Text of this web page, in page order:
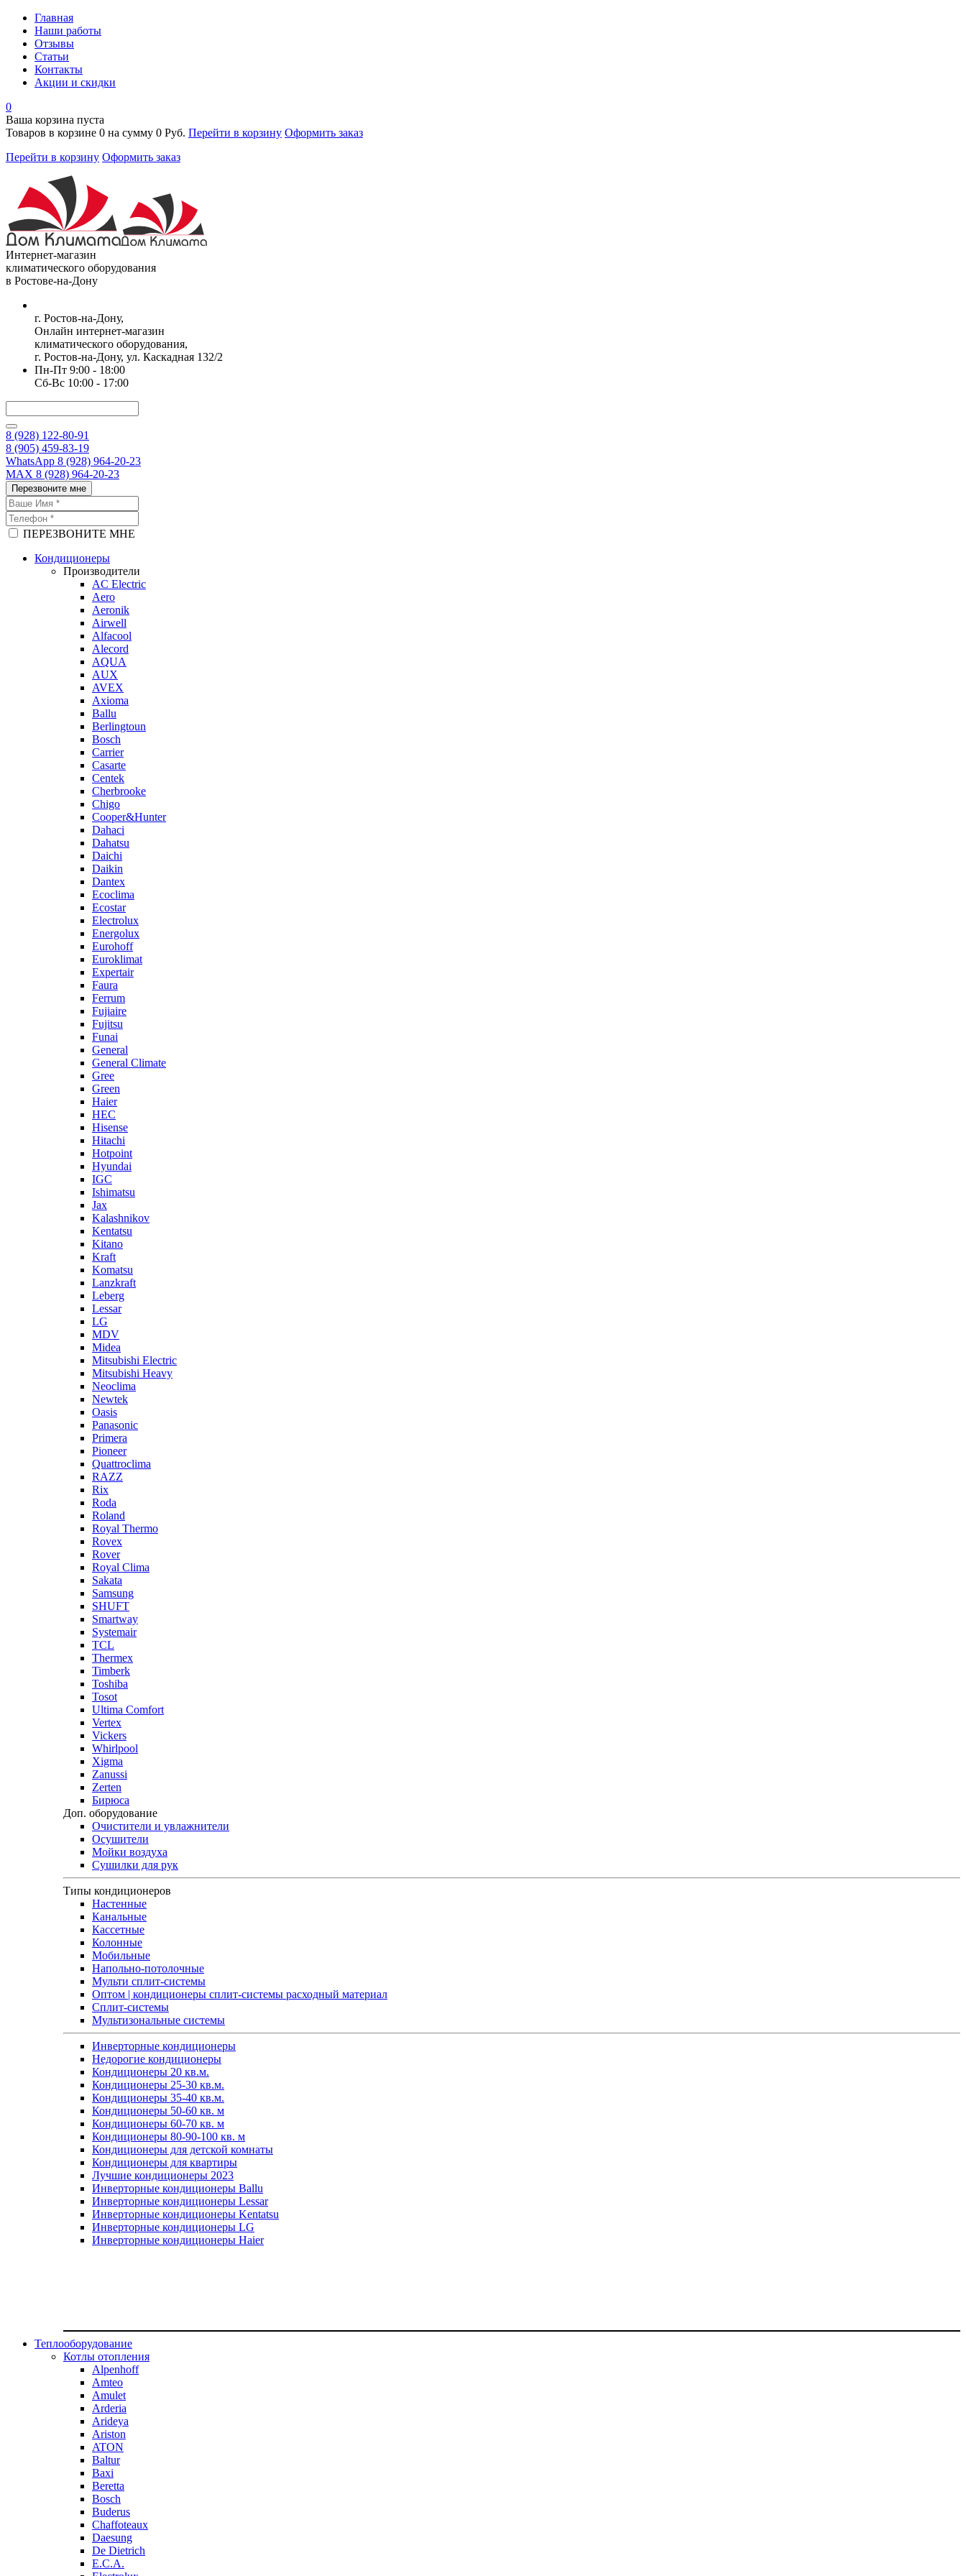
Главная
Наши работы
Отзывы
Статьи
Контакты
Акции и скидки
0
Ваша корзина пуста
Товаров в корзине 0 на сумму 0 Руб. Перейти в корзину Оформить заказ
Перейти в корзину Оформить заказ
Интернет-магазин
климатического оборудования
в Ростове-на-Дону
г. Ростов-на-Дону,
Онлайн интернет-магазин
климатического оборудования,
г. Ростов-на-Дону, ул. Каскадная 132/2
Пн-Пт 9:00 - 18:00
Сб-Вс 10:00 - 17:00
8 (928) 122-80-91
8 (905) 459-83-19
WhatsApp 8 (928) 964-20-23
MAX 8 (928) 964-20-23
Перезвоните мне
ПЕРЕЗВОНИТЕ МНЕ
Кондиционеры
Производители
AC Electric
Aero
Aeronik
Airwell
Alfacool
Alecord
AQUA
AUX
AVEX
Axioma
Ballu
Berlingtoun
Bosch
Carrier
Casarte
Centek
Cherbrooke
Chigo
Cooper&Hunter
Dahaci
Dahatsu
Daichi
Daikin
Dantex
Ecoclima
Ecostar
Electrolux
Energolux
Eurohoff
Euroklimat
Expertair
Faura
Ferrum
Fujiaire
Fujitsu
Funai
General
General Climate
Gree
Green
Haier
HEC
Hisense
Hitachi
Hotpoint
Hyundai
IGC
Ishimatsu
Jax
Kalashnikov
Kentatsu
Kitano
Kraft
Komatsu
Lanzkraft
Leberg
Lessar
LG
MDV
Midea
Mitsubishi Electric
Mitsubishi Heavy
Neoclima
Newtek
Oasis
Panasonic
Primera
Pioneer
Quattroclima
RAZZ
Rix
Roda
Roland
Royal Thermo
Rovex
Rover
Royal Clima
Sakata
Samsung
SHUFT
Smartway
Systemair
TCL
Thermex
Timberk
Toshiba
Tosot
Ultima Comfort
Vertex
Vickers
Whirlpool
Xigma
Zanussi
Zerten
Бирюса
Доп. оборудование
Очистители и увлажнители
Осушители
Мойки воздуха
Сушилки для рук
Типы кондиционеров
Настенные
Канальные
Кассетные
Колонные
Мобильные
Напольно-потолочные
Мульти сплит-системы
Оптом | кондиционеры сплит-системы расходный материал
Сплит-системы
Мультизональные системы
Инверторные кондиционеры
Недорогие кондиционеры
Кондиционеры 20 кв.м.
Кондиционеры 25-30 кв.м.
Кондиционеры 35-40 кв.м.
Кондиционеры 50-60 кв. м
Кондиционеры 60-70 кв. м
Кондиционеры 80-90-100 кв. м
Кондиционеры для детской комнаты
Кондиционеры для квартиры
Лучшие кондиционеры 2023
Инверторные кондиционеры Ballu
Инверторные кондиционеры Lessar
Инверторные кондиционеры Kentatsu
Инверторные кондиционеры LG
Инверторные кондиционеры Haier
Теплооборудование
Котлы отопления
Alpenhoff
Amteo
Amulet
Arderia
Arideya
Ariston
ATON
Baltur
Baxi
Beretta
Bosch
Buderus
Chaffoteaux
Daesung
De Dietrich
E.C.A.